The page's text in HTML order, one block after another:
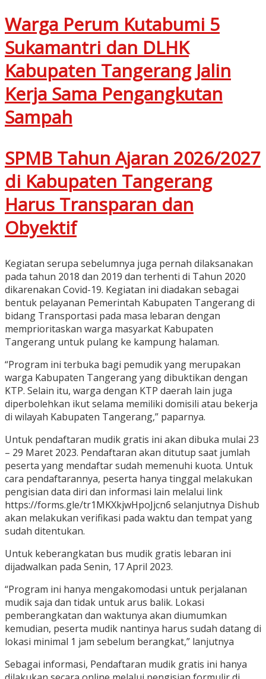
Warga Perum Kutabumi 5
Sukamantri dan DLHK
Kabupaten Tangerang Jalin
Kerja Sama Pengangkutan
Sampah
SPMB Tahun Ajaran 2026/2027
di Kabupaten Tangerang
Harus Transparan dan
Obyektif
Kegiatan serupa sebelumnya juga pernah dilaksanakan
pada tahun 2018 dan 2019 dan terhenti di Tahun 2020
dikarenakan Covid-19. Kegiatan ini diadakan sebagai
bentuk pelayanan Pemerintah Kabupaten Tangerang di
bidang Transportasi pada masa lebaran dengan
memprioritaskan warga masyarkat Kabupaten
Tangerang untuk pulang ke kampung halaman.
“Program ini terbuka bagi pemudik yang merupakan
warga Kabupaten Tangerang yang dibuktikan dengan
KTP. Selain itu, warga dengan KTP daerah lain juga
diperbolehkan ikut selama memiliki domisili atau bekerja
di wilayah Kabupaten Tangerang,” paparnya.
Untuk pendaftaran mudik gratis ini akan dibuka mulai 23
– 29 Maret 2023. Pendaftaran akan ditutup saat jumlah
peserta yang mendaftar sudah memenuhi kuota. Untuk
cara pendaftarannya, peserta hanya tinggal melakukan
pengisian data diri dan informasi lain melalui link
https://forms.gle/tr1MKXkjwHpoJjcn6 selanjutnya Dishub
akan melakukan verifikasi pada waktu dan tempat yang
sudah ditentukan.
Untuk keberangkatan bus mudik gratis lebaran ini
dijadwalkan pada Senin, 17 April 2023.
“Program ini hanya mengakomodasi untuk perjalanan
mudik saja dan tidak untuk arus balik. Lokasi
pemberangkatan dan waktunya akan diumumkan
kemudian, peserta mudik nantinya harus sudah datang di
lokasi minimal 1 jam sebelum berangkat,” lanjutnya
Sebagai informasi, Pendaftaran mudik gratis ini hanya